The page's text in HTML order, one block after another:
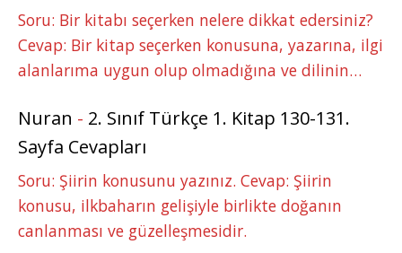
Soru: Bir kitabı seçerken nelere dikkat edersiniz?
Cevap: Bir kitap seçerken konusuna, yazarına, ilgi
alanlarıma uygun olup olmadığına ve dilinin…
Nuran - 2. Sınıf Türkçe 1. Kitap 130-131.
Sayfa Cevapları
Soru: Şiirin konusunu yazınız. Cevap: Şiirin
konusu, ilkbaharın gelişiyle birlikte doğanın
canlanması ve güzelleşmesidir.